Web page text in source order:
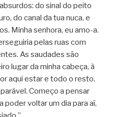
do sinal do peito
do canal da tua nuca, e
Minha senhora, eu amo-a.
pelas ruas com
As saudades são
lugar da minha cabeça, à
aqui estar e todo o resto.
Começo a pensar
poder voltar um dia para aí,